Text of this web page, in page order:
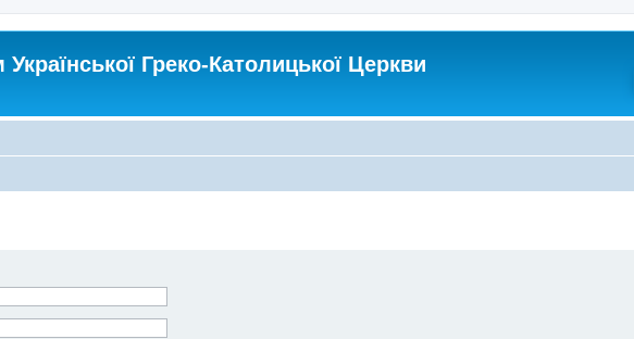
Греко-Католицької Церкви